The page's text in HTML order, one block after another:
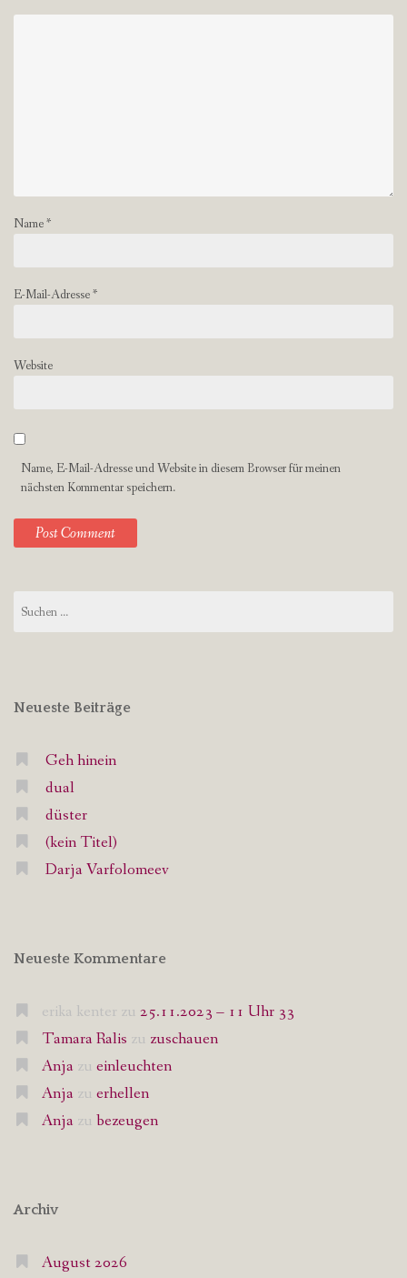
Name*
E-Mail-Adresse*
Website
Name, E-Mail-Adresse und Website in diesem Browser für meinen
nächsten Kommentar speichern.
nach:
Neueste Beiträge
Geh hinein
dual
düster
(kein Titel)
Darja Varfolomeev
Neueste Kommentare
erika kenter zu 25.11.2023 – 11 Uhr 33
Tamara Ralis zu zuschauen
Anja zu einleuchten
Anja zu erhellen
Anja zu bezeugen
Archiv
August 2026